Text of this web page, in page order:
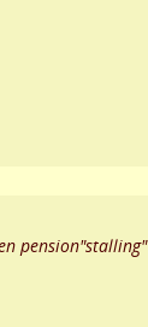
pension"stalling"